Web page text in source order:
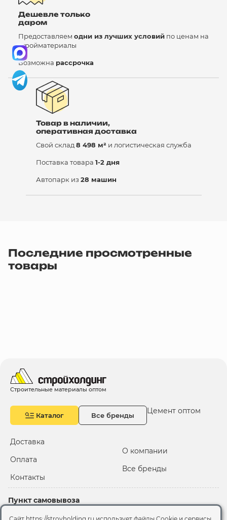
Дешевле только
даром
Предоставляем одни из лучших условий по ценам на
стройматериалы
Возможна рассрочка
Товар в наличии,
оперативная доставка
Свой склад 8 498 м² и логистическая служба
Поставка товара 1-2 дня
Автопарк из 28 машин
Последние просмотренные
товары
Строительные материалы оптом
Каталог Все бренды Цемент оптом
Доставка
Оплата
Контакты
О компании
Все бренды
Пункт самовывоза